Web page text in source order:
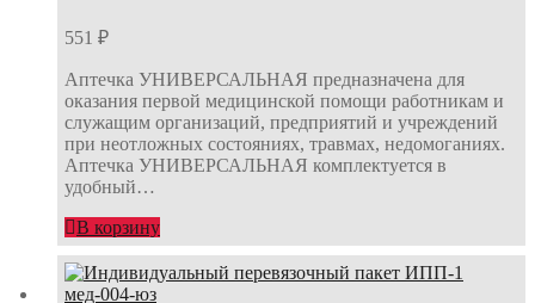
551 ₽
Аптечка УНИВЕРСАЛЬНАЯ предназначена для
оказания первой медицинской помощи работникам и
служащим организаций, предприятий и учреждений
при неотложных состояниях, травмах, недомоганиях.
Аптечка УНИВЕРСАЛЬНАЯ комплектуется в
удобный…
В корзину